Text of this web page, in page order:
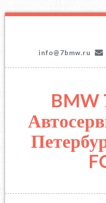
info@7bmw.ru
BMW